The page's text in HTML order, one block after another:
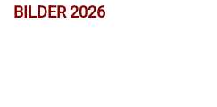
BILDER 2026